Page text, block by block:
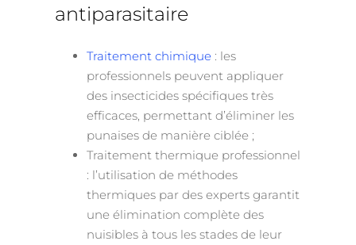
antiparasitaire
Traitement chimique: les
professionnels peuvent appliquer
des insecticides spécifiques très
efficaces, permettant d’éliminer les
punaises de manière ciblée ;
Traitement thermique professionnel
: l’utilisation de méthodes
thermiques par des experts garantit
une élimination complète des
nuisibles à tous les stades de leur